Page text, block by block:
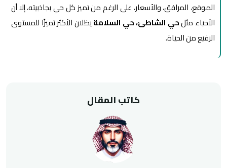
كاتب المقال
الموقع، المرافق، والأسعار، على الرغم من تميز كل حي بجاذبيته، إلا أن
الأحياء مثلحي الشاطئ، حي السلامةيظلان الأكثر تميزًا للمستوى
الرفيع من الحياة.